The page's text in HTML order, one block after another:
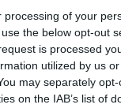
of your
the below opt-out
is processed
utilized by us
may separately
on the IAB’s list of
na
Farmerzy!